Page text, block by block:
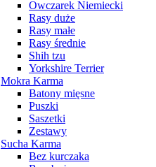
Owczarek Niemiecki
Rasy duże
Rasy małe
Rasy średnie
Shih tzu
Yorkshire Terrier
Mokra Karma
Batony mięsne
Puszki
Saszetki
Zestawy
Sucha Karma
Bez kurczaka